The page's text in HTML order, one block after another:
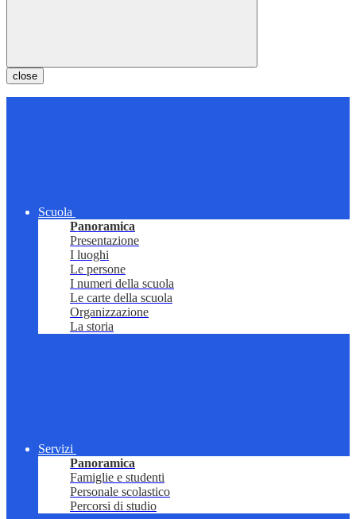
close
Scuola
Panoramica
Presentazione
I luoghi
Le persone
I numeri della scuola
Le carte della scuola
Organizzazione
La storia
Servizi
Panoramica
Famiglie e studenti
Personale scolastico
Percorsi di studio